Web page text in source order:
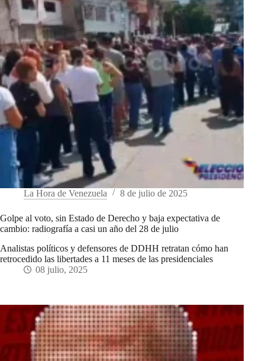
La Hora de Venezuela 8 de julio de 2025
Golpe al voto, sin Estado de Derecho y baja expectativa de
cambio: radiografía a casi un año del 28 de julio
Analistas políticos y defensores de DDHH retratan cómo han
retrocedido las libertades a 11 meses de las presidenciales
08 julio, 2025